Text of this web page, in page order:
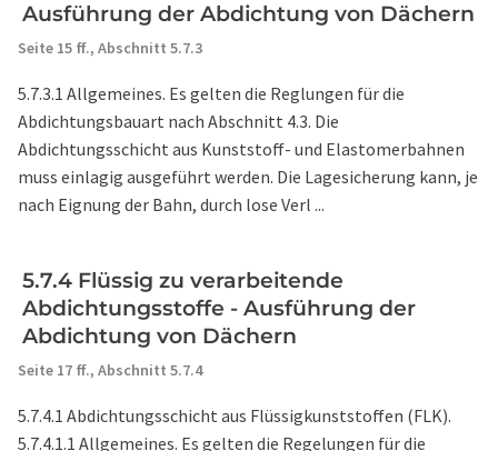
Ausführung der Abdichtung von Dächern
Seite 15 ff., Abschnitt 5.7.3
5.7.3.1 Allgemeines. Es gelten die Reglungen für die
Abdichtungsbauart nach Abschnitt 4.3. Die
Abdichtungsschicht aus Kunststoff- und Elastomerbahnen
muss einlagig ausgeführt werden. Die Lagesicherung kann, je
nach Eignung der Bahn, durch lose Verl ...
5.7.4 Flüssig zu verarbeitende
Abdichtungsstoffe - Ausführung der
Abdichtung von Dächern
Seite 17 ff., Abschnitt 5.7.4
5.7.4.1 Abdichtungsschicht aus Flüssigkunststoffen (FLK).
5.7.4.1.1 Allgemeines. Es gelten die Regelungen für die